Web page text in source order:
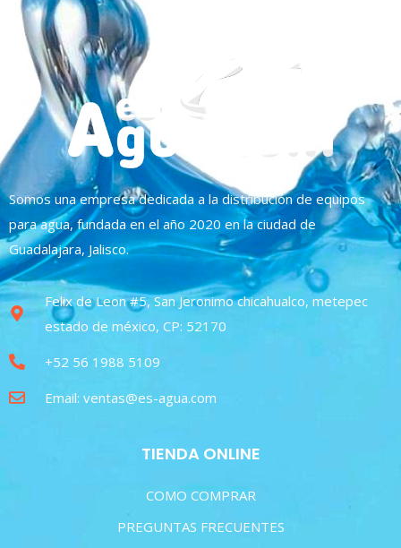
Somos una empresa dedicada a la distribución de equipos
para agua, fundada en el año 2020 en la ciudad de
Guadalajara, Jalisco.
Felix de Leon #5, San Jeronimo chicahualco, metepec
estado de méxico, CP: 52170
+52 56 1988 5109
Email: ventas@es-agua.com
TIENDA ONLINE
COMO COMPRAR
PREGUNTAS FRECUENTES